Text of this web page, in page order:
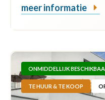
meer informatie
ONMIDDELLIJK
TE HUUR & TE KOOP